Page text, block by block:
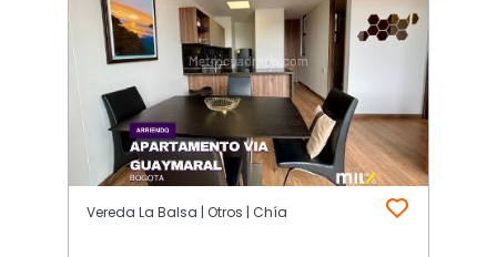
Vereda La Balsa | Otros | Chía